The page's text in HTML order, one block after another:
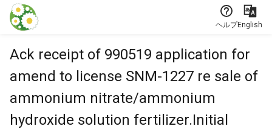
本文に飛ぶ
ヘルプEnglish
Ack receipt of 990519 application for
amend to license SNM-1227 re sale of
ammonium nitrate/ammonium
hydroxide solution fertilizer.Initial